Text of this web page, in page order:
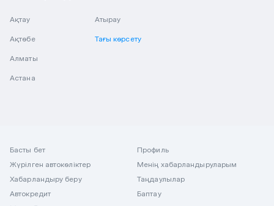
Ақтау
Ақтөбе
Алматы
Астана
Атырау
Тағы көрсету
Басты бет
Жүрілген автокөліктер
Хабарландыру беру
Автокредит
Профиль
Менің хабарландыруларым
Таңдаулылар
Баптау